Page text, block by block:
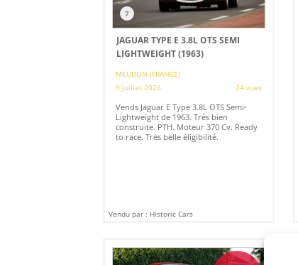
7
JAGUAR TYPE E 3.8L OTS SEMI
LIGHTWEIGHT (1963)
MEUDON (FRANCE)
9 juillet 2026
24 vues
Vends Jaguar E Type 3.8L OTS Semi-
Lightweight de 1963. Très bien
construite. PTH. Moteur 370 Cv. Ready
to race. Très belle éligibilité.
Vendu par : Historic Cars